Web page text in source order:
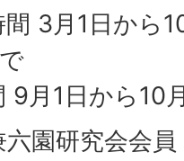
3月1日から
9月1日から10
六園研究会会